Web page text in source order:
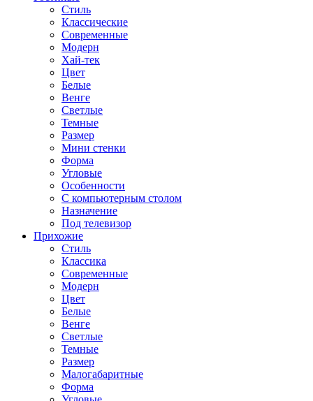
Стиль
Классические
Современные
Модерн
Хай-тек
Цвет
Белые
Венге
Светлые
Темные
Размер
Мини стенки
Форма
Угловые
Особенности
С компьютерным столом
Назначение
Под телевизор
Прихожие
Стиль
Классика
Современные
Модерн
Цвет
Белые
Венге
Светлые
Темные
Размер
Малогабаритные
Форма